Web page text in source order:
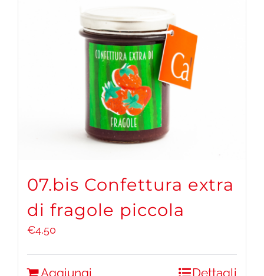
07.bis Confettura extra
di fragole piccola
€4,50
Aggiungi Dettagli